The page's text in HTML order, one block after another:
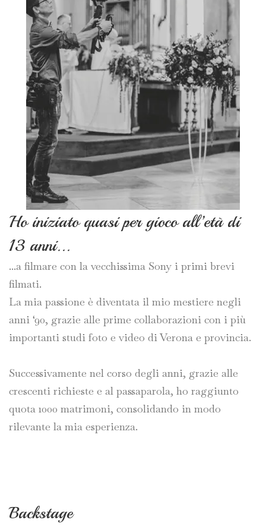
Ho iniziato quasi per gioco all’età di
13 anni...
...a filmare con la vecchissima Sony i primi brevi
filmati.
La mia passione è diventata il mio mestiere negli
anni ‘90, grazie alle prime collaborazioni con i più
importanti studi foto e video di Verona e provincia.
Successivamente nel corso degli anni, grazie alle
crescenti richieste e al passaparola, ho raggiunto
quota 1000 matrimoni, consolidando in modo
rilevante la mia esperienza.
Backstage